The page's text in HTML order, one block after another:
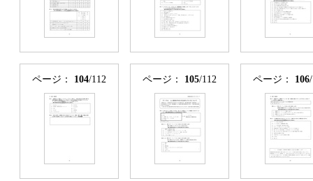
ページ： 104/112 ページ： 105/112 ページ： 106